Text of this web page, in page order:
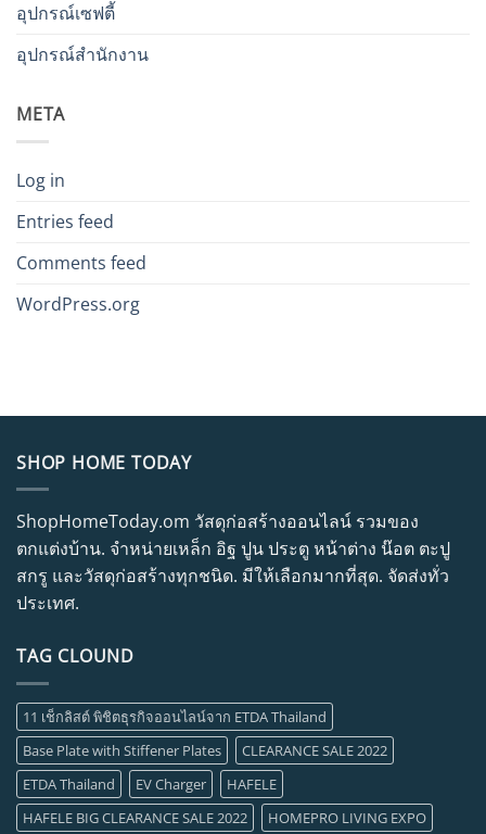
อุปกรณ์เซฟตี้
อุปกรณ์สำนักงาน
META
Log in
Entries feed
Comments feed
WordPress.org
SHOP HOME TODAY
ShopHomeToday.om วัสดุก่อสร้างออนไลน์ รวมของ
ตกแต่งบ้าน. จำหน่ายเหล็ก อิฐ ปูน ประตู หน้าต่าง น๊อต ตะปู
สกรู และวัสดุก่อสร้างทุกชนิด. มีให้เลือกมากที่สุด. จัดส่งทั่ว
ประเทศ.
TAG CLOUND
11 เช็กลิสต์ พิชิตธุรกิจออนไลน์จาก ETDA Thailand
Base Plate with Stiffener Plates
CLEARANCE SALE 2022
ETDA Thailand
EV Charger
HAFELE
HAFELE BIG CLEARANCE SALE 2022
HOMEPRO LIVING EXPO